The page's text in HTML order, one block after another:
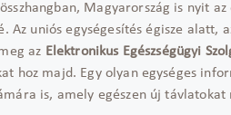
Magyarország is nyit
Az uniós egységesítés égisze alatt,
az Elektronikus Egészségügyi
hoz majd. Egy olyan egységes
is, amely egészen új